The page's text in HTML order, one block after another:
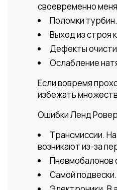
своевременно
Поломки турбин.
Выход из строя
Дефекты
Ослабление
Если вовремя
избежать
Ошибки Ленд Ровер
Трансмиссии.
возникают из-за
Пневмобалонов
Самой подвески.